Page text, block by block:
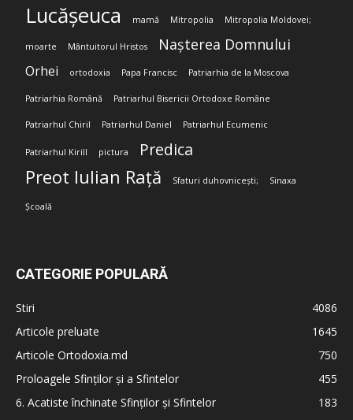
Lucășeuca mamă Mitropolia Mitropolia Moldovei;
moarte Mântuitorul Hristos Nașterea Domnului
Orhei ortodoxia Papa Francisc Patriarhia de la Moscova
Patriarhia Română Patriarhul Bisericii Ortodoxe Române
Patriarhul Chiril Patriarhul Daniel Patriarhul Ecumenic
Patriarhul Kirill pictura Predica
Preot Iulian Rață Sfaturi duhovnicești; Sinaxa
Școală
CATEGORIE POPULARĂ
Stiri
4086
Articole preluate
1645
Articole Ortodoxia.md
750
Proloagele Sfinților și a Sfintelor
455
6. Acatiste închinate Sfinților și Sfintelor
183